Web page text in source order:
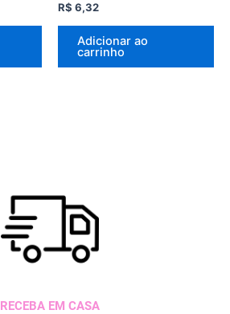
R$ 6,32
Adicionar ao
carrinho
RECEBA EM CASA